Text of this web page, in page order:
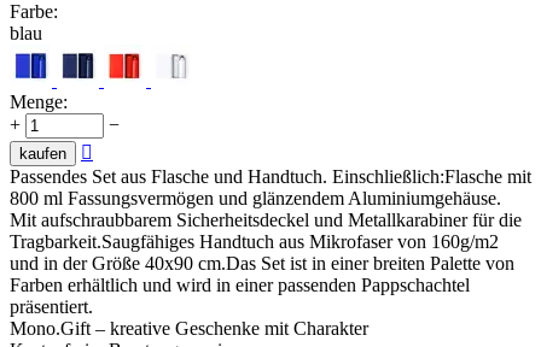
Farbe:
blau
Menge:
+
−
kaufen

Passendes Set aus Flasche und Handtuch. Einschließlich:Flasche mit
800 ml Fassungsvermögen und glänzendem Aluminiumgehäuse.
Mit aufschraubbarem Sicherheitsdeckel und Metallkarabiner für die
Tragbarkeit.Saugfähiges Handtuch aus Mikrofaser von 160g/m2
und in der Größe 40x90 cm.Das Set ist in einer breiten Palette von
Farben erhältlich und wird in einer passenden Pappschachtel
präsentiert.
Mono.Gift – kreative Geschenke mit Charakter